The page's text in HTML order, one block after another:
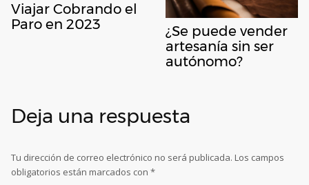
Viajar Cobrando el
Paro en 2023
¿Se puede vender
artesanía sin ser
autónomo?
Deja una respuesta
Tu dirección de correo electrónico no será publicada. Los campos
obligatorios están marcados con *